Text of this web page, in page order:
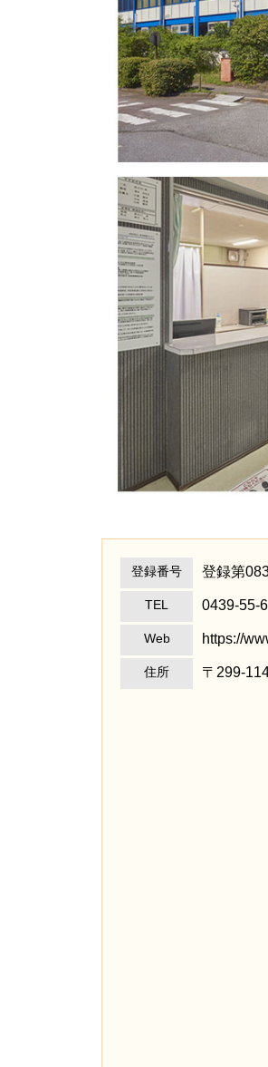
登録番号 登録第
TEL 0439-55-
Web https://
住所 〒299-